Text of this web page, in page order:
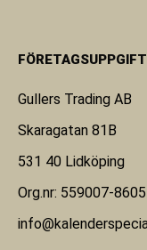
Gullers Trading AB
Skaragatan 81B
531 40 Lidköping
Org.nr: 559007-8605